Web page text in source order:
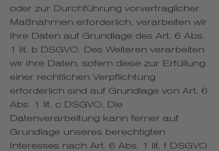
oder zur Durchführung vorvertraglicher
Maßnahmen erforderlich, verarbeiten wir
Ihre Daten auf Grundlage des Art. 6 Abs.
1 lit. b DSGVO. Des Weiteren verarbeiten
wir Ihre Daten, sofern diese zur Erfüllung
einer rechtlichen Verpflichtung
erforderlich sind auf Grundlage von Art. 6
Abs. 1 lit. c DSGVO. Die
Datenverarbeitung kann ferner auf
Grundlage unseres berechtigten
Interesses nach Art. 6 Abs. 1 lit. f DSGVO